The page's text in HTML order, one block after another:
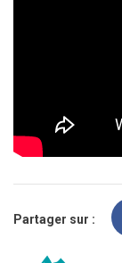
Partager sur :